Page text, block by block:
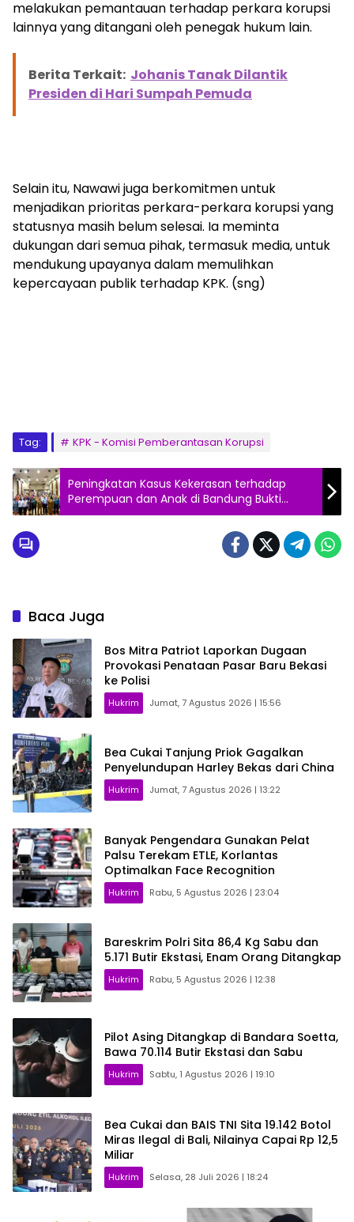
melakukan pemantauan terhadap perkara korupsi
lainnya yang ditangani oleh penegak hukum lain.
Berita Terkait: Johanis Tanak Dilantik
Presiden di Hari Sumpah Pemuda
Selain itu, Nawawi juga berkomitmen untuk
menjadikan prioritas perkara-perkara korupsi yang
statusnya masih belum selesai. Ia meminta
dukungan dari semua pihak, termasuk media, untuk
mendukung upayanya dalam memulihkan
kepercayaan publik terhadap KPK. (sng)
Tag: KPK - Komisi Pemberantasan Korupsi
Peningkatan Kasus Kekerasan terhadap
Perempuan dan Anak di Bandung Bukti
Kesadaran Masyarakat Meningkat
Baca Juga
Bos Mitra Patriot Laporkan Dugaan
Provokasi Penataan Pasar Baru Bekasi
ke Polisi
Hukrim Jumat, 7 Agustus 2026 | 15:56
Bea Cukai Tanjung Priok Gagalkan
Penyelundupan Harley Bekas dari China
Hukrim Jumat, 7 Agustus 2026 | 13:22
Banyak Pengendara Gunakan Pelat
Palsu Terekam ETLE, Korlantas
Optimalkan Face Recognition
Hukrim Rabu, 5 Agustus 2026 | 23:04
Bareskrim Polri Sita 86,4 Kg Sabu dan
5.171 Butir Ekstasi, Enam Orang Ditangkap
Hukrim Rabu, 5 Agustus 2026 | 12:38
Pilot Asing Ditangkap di Bandara Soetta,
Bawa 70.114 Butir Ekstasi dan Sabu
Hukrim Sabtu, 1 Agustus 2026 | 19:10
Bea Cukai dan BAIS TNI Sita 19.142 Botol
Miras Ilegal di Bali, Nilainya Capai Rp 12,5
Miliar
Hukrim Selasa, 28 Juli 2026 | 18:24